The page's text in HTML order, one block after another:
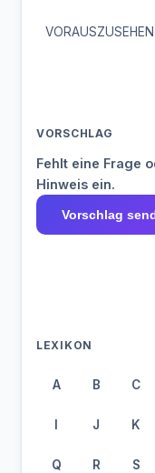
VORAUSZUSEHEN
VORSCHLAG
Fehlt eine Frage
Hinweis ein.
Vorschlag
LEXIKON
A B C
I J K
Q R S